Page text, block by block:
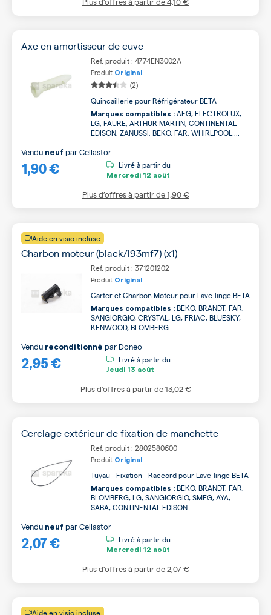
Axe en amortisseur de cuve
Ref. produit : 4774EN3002A
Produit Original
(2)
Quincaillerie pour Réfrigérateur BETA
Marques compatibles : AEG, ELECTROLUX,
LG, FAURE, ARTHUR MARTIN, CONTINENTAL
EDISON, ZANUSSI, BEKO, FAR, WHIRLPOOL ...
1,90 €
Vendu neuf parCellastor
Livré à partir du
Mercredi 12 août
Plus d’offres à partir de1,90 €
Aide en visio incluse
Charbon moteur (black/l93mf7) (x1)
Ref. produit : 371201202
Produit Original
Carter et Charbon Moteur pour Lave-linge BETA
Marques compatibles : BEKO, BRANDT, FAR,
SANGIORGIO, CRYSTAL, LG, FRIAC, BLUESKY,
KENWOOD, BLOMBERG ...
2,95 €
Vendu reconditionné par Doneo
Livré à partir du
Jeudi 13 août
Plus d’offres à partir de13,02 €
Cerclage extérieur de fixation de manchette
Ref. produit : 2802580600
Produit Original
Tuyau - Fixation - Raccord pour Lave-linge BETA
Marques compatibles : BEKO, BRANDT, FAR,
BLOMBERG, LG, SANGIORGIO, SMEG, AYA,
SABA, CONTINENTAL EDISON ...
2,07 €
Vendu neuf parCellastor
Livré à partir du
Mercredi 12 août
Plus d’offres à partir de2,07 €
Aide en visio incluse